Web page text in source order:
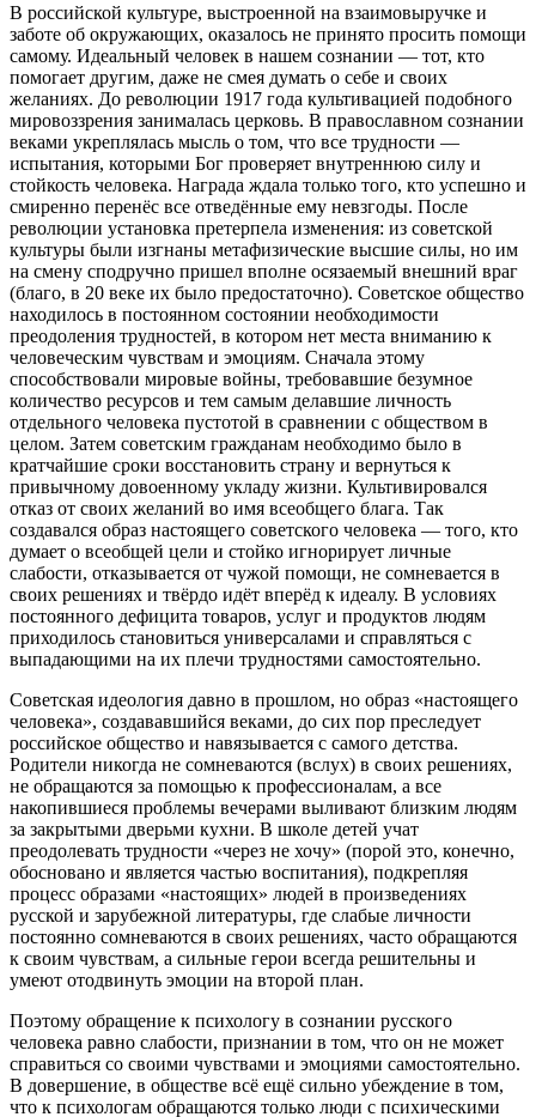
В российской культуре, выстроенной на взаимовыручке и
заботе об окружающих, оказалось не принято просить помощи
самому. Идеальный человек в нашем сознании — тот, кто
помогает другим, даже не смея думать о себе и своих
желаниях. До революции 1917 года культивацией подобного
мировоззрения занималась церковь. В православном сознании
веками укреплялась мысль о том, что все трудности —
испытания, которыми Бог проверяет внутреннюю силу и
стойкость человека. Награда ждала только того, кто успешно и
смиренно перенёс все отведённые ему невзгоды. После
революции установка претерпела изменения: из советской
культуры были изгнаны метафизические высшие силы, но им
на смену сподручно пришел вполне осязаемый внешний враг
(благо, в 20 веке их было предостаточно). Советское общество
находилось в постоянном состоянии необходимости
преодоления трудностей, в котором нет места вниманию к
человеческим чувствам и эмоциям. Сначала этому
способствовали мировые войны, требовавшие безумное
количество ресурсов и тем самым делавшие личность
отдельного человека пустотой в сравнении с обществом в
целом. Затем советским гражданам необходимо было в
кратчайшие сроки восстановить страну и вернуться к
привычному довоенному укладу жизни. Культивировался
отказ от своих желаний во имя всеобщего блага. Так
создавался образ настоящего советского человека — того, кто
думает о всеобщей цели и стойко игнорирует личные
слабости, отказывается от чужой помощи, не сомневается в
своих решениях и твёрдо идёт вперёд к идеалу. В условиях
постоянного дефицита товаров, услуг и продуктов людям
приходилось становиться универсалами и справляться с
выпадающими на их плечи трудностями самостоятельно.
Советская идеология давно в прошлом, но образ «настоящего
человека», создававшийся веками, до сих пор преследует
российское общество и навязывается с самого детства.
Родители никогда не сомневаются (вслух) в своих решениях,
не обращаются за помощью к профессионалам, а все
накопившиеся проблемы вечерами выливают близким людям
за закрытыми дверьми кухни. В школе детей учат
преодолевать трудности «через не хочу» (порой это, конечно,
обосновано и является частью воспитания), подкрепляя
процесс образами «настоящих» людей в произведениях
русской и зарубежной литературы, где слабые личности
постоянно сомневаются в своих решениях, часто обращаются
к своим чувствам, а сильные герои всегда решительны и
умеют отодвинуть эмоции на второй план.
Поэтому обращение к психологу в сознании русского
человека равно слабости, признании в том, что он не может
справиться со своими чувствами и эмоциями самостоятельно.
В довершение, в обществе всё ещё сильно убеждение в том,
что к психологам обращаются только люди с психическими